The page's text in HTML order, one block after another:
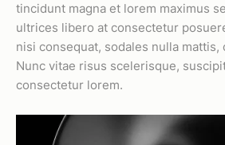
tincidunt magna et lorem maximus
ultrices libero at consectetur
nisi consequat, sodales nulla mattis,
Nunc vitae risus scelerisque,
consectetur lorem.